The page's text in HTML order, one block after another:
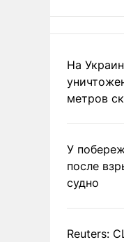
На
метров
У
после
судно
Reuters: